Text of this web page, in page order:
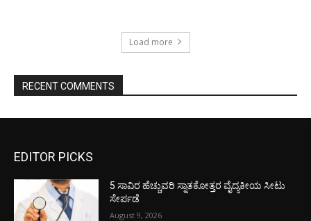
Load more
RECENT COMMENTS
EDITOR PICKS
5 ಸಾವಿರ ಹೆಚ್ಚುವರಿ ಸ್ನಾತಕೋತ್ತರ ವೈದ್ಯಕೀಯ ಸೀಟು
ಸೇರ್ಪಡೆ
August 9, 2026